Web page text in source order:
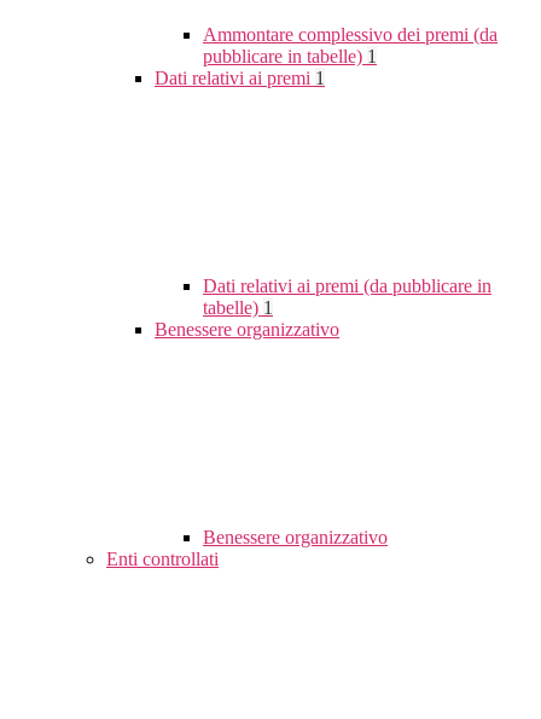
Ammontare complessivo dei premi (da
pubblicare in tabelle) 1
Dati relativi ai premi 1
Dati relativi ai premi (da pubblicare in
tabelle) 1
Benessere organizzativo
Benessere organizzativo
Enti controllati